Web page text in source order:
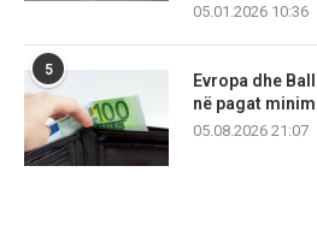
05.01.2026 10:36
5
Evropa dhe
në pagat
05.08.2026 21:07